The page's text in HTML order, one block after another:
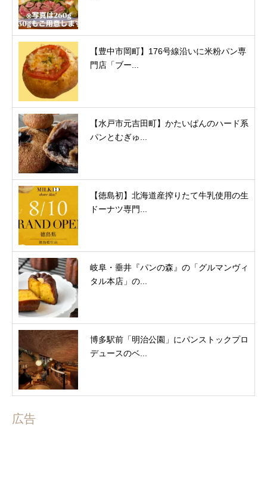
【豊中市岡町】176号線沿いに米粉パン専
門店「ブー...
【水戸市元吉田町】かたいぱんのハード系
パンとむぎゅ...
【徳島初】北海道産搾りたて牛乳使用の生
ドーナツ専門...
岐阜・垂井『パンの森』の「グルマンヴィ
タル本店」の...
博多駅前「明治公園」にパンストックプロ
デュースのベ...
広告